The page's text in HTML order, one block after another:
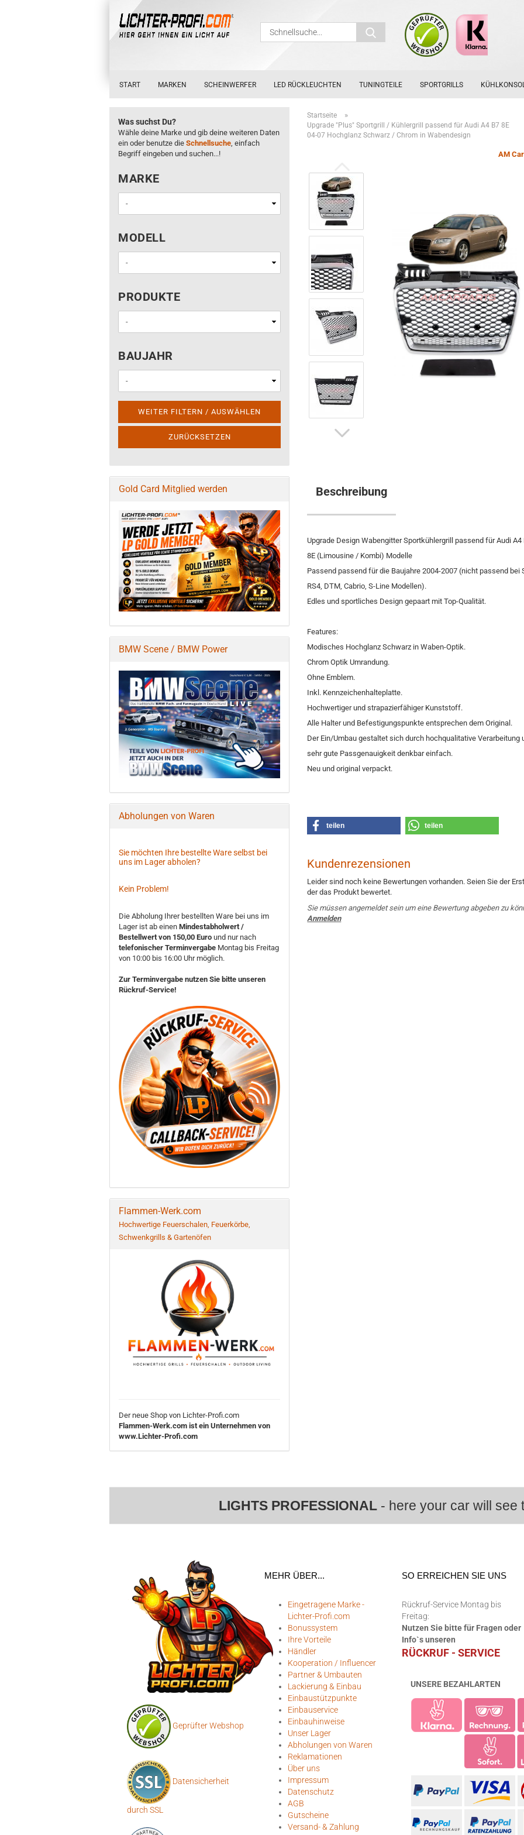
Schnellsuche...
START MARKEN SCHEINWERFER LED RÜCKLEUCHTEN TUNINGTEILE SPORTGRILLS
Startseite »
Upgrade "Plus" Sportgrill / Kühlergrill passend für Audi A4 B7 8E
04-07 Hochglanz Schwarz / Chrom in Wabendesign
AM
Beschreibung
Upgrade Design Wabengitter Sportkühlergrill passend für Audi A4
8E (Limousine / Kombi) Modelle
Passend passend für die Baujahre 2004-2007 (nicht passend bei
RS4, DTM, Cabrio, S-Line Modellen).
Edles und sportliches Design gepaart mit Top-Qualität.
Features:
Modisches Hochglanz Schwarz in Waben-Optik.
Chrom Optik Umrandung.
Ohne Emblem.
Inkl. Kennzeichenhalteplatte.
Hochwertiger und strapazierfähiger Kunststoff.
Alle Halter und Befestigungspunkte entsprechen dem Original.
Der Ein/Umbau gestaltet sich durch hochqualitative Verarbeitung
sehr gute Passgenauigkeit denkbar einfach.
Neu und original verpackt.
teilen teilen
Kundenrezensionen
Leider sind noch keine Bewertungen vorhanden. Seien Sie der
der das Produkt bewertet.
Sie müssen angemeldet sein um eine Bewertung abgeben zu
Anmelden
Was suchst Du?
Wähle deine Marke und gib deine weiteren Daten
ein oder benutze die Schnellsuche, einfach
Begriff eingeben und suchen...!
MARKE
MARKE
MODELL
MODELL
PRODUKTE
PRODUKTE
BAUJAHR
BAUJAHR
WEITER FILTERN / AUSWÄHLEN
ZURÜCKSETZEN
Gold Card Mitglied werden
BMW Scene / BMW Power
Abholungen von Waren
Sie möchten Ihre bestellte Ware selbst bei
uns im Lager abholen?
Kein Problem!
Die Abholung Ihrer bestellten Ware bei uns im
Lager ist ab einen Mindestabholwert /
Bestellwert von 150,00 Euro und nur nach
telefonischer Terminvergabe Montag bis Freitag
von 10:00 bis 16:00 Uhr möglich.
Zur Terminvergabe nutzen Sie bitte unseren
Rückruf-Service!
Flammen-Werk.com
Hochwertige Feuerschalen, Feuerkörbe,
Schwenkgrills & Gartenöfen
Der neue Shop von Lichter-Profi.com
Flammen-Werk.com ist ein Unternehmen von
www.Lichter-Profi.com
LIGHTS PROFESSIONAL- here your car will see
Geprüfter Webshop
Datensicherheit
durch SSL
MEHR ÜBER...
Eingetragene Marke -
Lichter-Profi.com
Bonussystem
Ihre Vorteile
Händler
Kooperation / Influencer
Partner & Umbauten
Lackierung & Einbau
Einbaustützpunkte
Einbauservice
Einbauhinweise
Unser Lager
Abholungen von Waren
Reklamationen
Über uns
Impressum
Datenschutz
AGB
Gutscheine
Versand- & Zahlung
SO ERREICHEN SIE UNS
Rückruf-Service Montag bis
Freitag:
Nutzen Sie bitte für Fragen oder
Info`s unseren
RÜCKRUF - SERVICE
UNSERE BEZAHLARTEN